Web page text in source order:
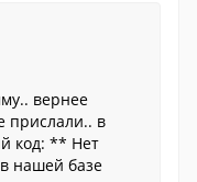
вернее
прислали.. в
код: ** Нет
нашей базе